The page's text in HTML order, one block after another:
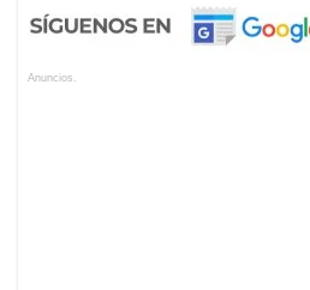
Anuncios.